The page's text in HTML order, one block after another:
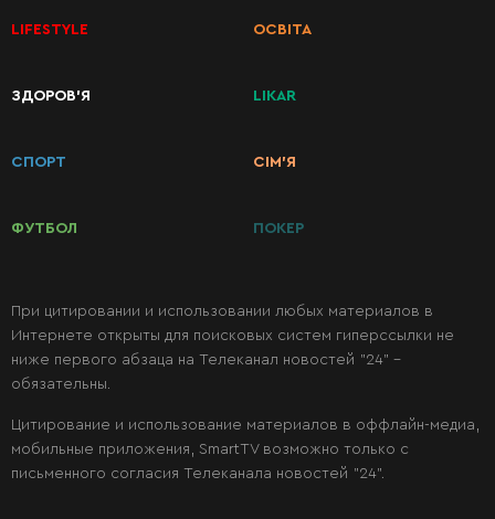
Вторые
Салаты
LIFESTYLE
ЗДОРОВ’Я
СПОРТ
ФУТБОЛ
ОСВІТА
LIKAR
СІМ’Я
ПОКЕР
При цитировании и использовании любых материалов в
Интернете открыты для поисковых систем гиперссылки не
ниже первого абзаца на Телеканал новостей "24" -
обязательны.
Цитирование и использование материалов в оффлайн-медиа,
мобильные приложения, SmartTV возможно только с
письменного согласия Телеканала новостей "24".